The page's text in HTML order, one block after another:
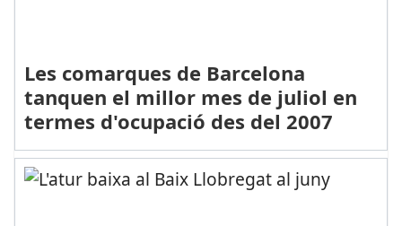
Les comarques de Barcelona
tanquen el millor mes de juliol en
termes d'ocupació des del 2007